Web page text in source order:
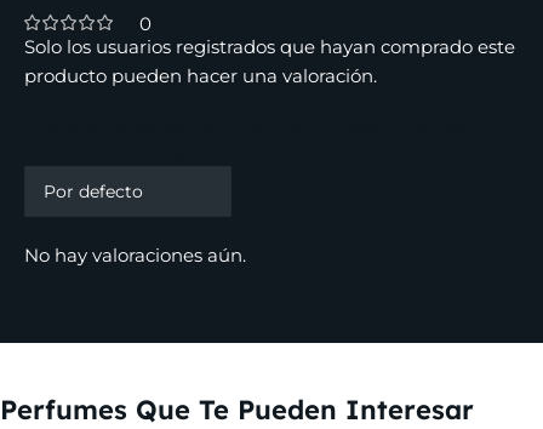
0
No hay valoraciones aún.
Solo los usuarios registrados que hayan comprado este
producto pueden hacer una valoración.
Perfumes Que Te Pueden Interesar